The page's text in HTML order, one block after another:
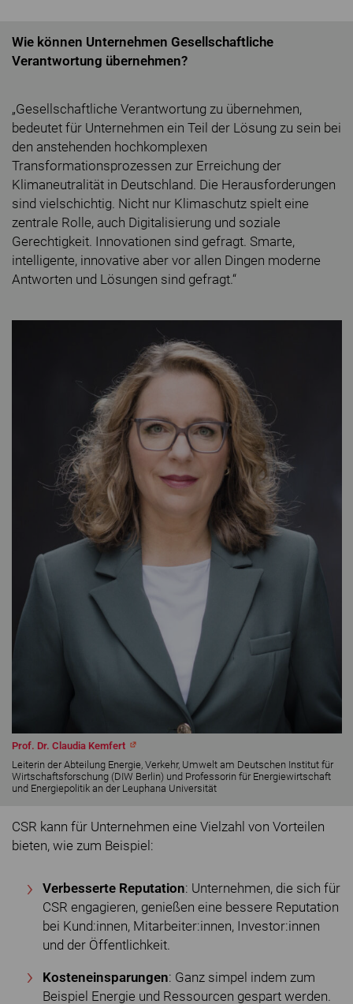
Prof. Dr. Claudia Kemfert
Leiterin der Abteilung Energie, Verkehr, Umwelt am Deutschen Institut für
Wirtschaftsforschung (DIW Berlin) und Professorin für Energiewirtschaft
und Energiepolitik an der Leuphana Universität
Wie können Unternehmen Gesellschaftliche
Verantwortung übernehmen?
„Gesellschaftliche Verantwortung zu übernehmen,
bedeutet für Unternehmen ein Teil der Lösung zu sein bei
den anstehenden hochkomplexen
Transformationsprozessen zur Erreichung der
Klimaneutralität in Deutschland. Die Herausforderungen
sind vielschichtig. Nicht nur Klimaschutz spielt eine
zentrale Rolle, auch Digitalisierung und soziale
Gerechtigkeit. Innovationen sind gefragt. Smarte,
intelligente, innovative aber vor allen Dingen moderne
Antworten und Lösungen sind gefragt.“
CSR kann für Unternehmen eine Vielzahl von Vorteilen
bieten, wie zum Beispiel:
Verbesserte Reputation: Unternehmen, die sich für
CSR engagieren, genießen eine bessere Reputation
bei Kund:innen, Mitarbeiter:innen, Investor:innen
und der Öffentlichkeit.
Kosteneinsparungen: Ganz simpel indem zum
Beispiel Energie und Ressourcen gespart werden.